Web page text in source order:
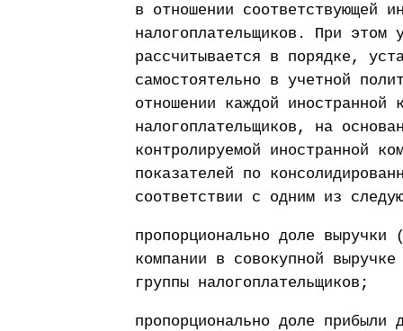
в отношении соответствующей
налогоплательщиков. При этом
рассчитывается в порядке,
самостоятельно в учетной
отношении каждой иностранной
налогоплательщиков, на
контролируемой иностранной
показателей по
соответствии с одним из
пропорционально доле выручки
компании в совокупной
группы налогоплательщиков;
пропорционально доле прибыли